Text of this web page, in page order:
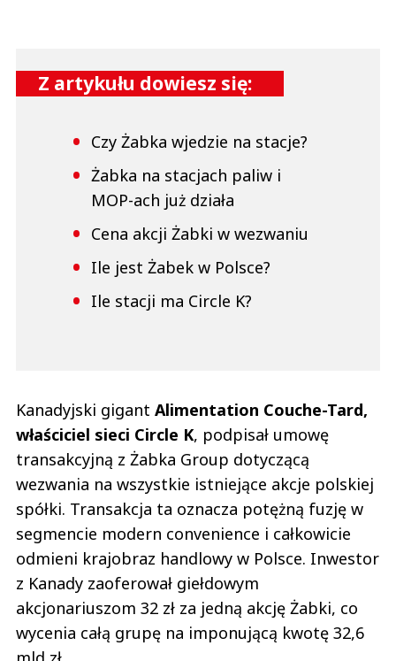
Z artykułu dowiesz się:
Czy Żabka wjedzie na stacje?
Żabka na stacjach paliw i
MOP-ach już działa
Cena akcji Żabki w wezwaniu
Ile jest Żabek w Polsce?
Ile stacji ma Circle K?
Kanadyjski gigant Alimentation Couche-Tard,
właściciel sieci Circle K, podpisał umowę
transakcyjną z Żabka Group dotyczącą
wezwania na wszystkie istniejące akcje polskiej
spółki. Transakcja ta oznacza potężną fuzję w
segmencie modern convenience i całkowicie
odmieni krajobraz handlowy w Polsce. Inwestor
z Kanady zaoferował giełdowym
akcjonariuszom 32 zł za jedną akcję Żabki, co
wycenia całą grupę na imponującą kwotę 32,6